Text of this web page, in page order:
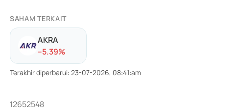
SAHAM TERKAIT
AKRA
--5.39%
Terakhir diperbarui: 23-07-2026, 08:41:am
12652548